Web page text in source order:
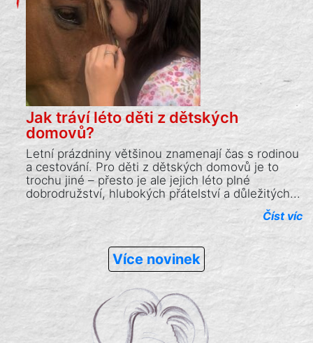
Jak tráví léto děti z dětských
domovů?
Letní prázdniny většinou znamenají čas s rodinou
a cestování. Pro děti z dětských domovů je to
trochu jiné – přesto je ale jejich léto plné
dobrodružství, hlubokých přátelství a důležitých...
Číst víc
Více novinek